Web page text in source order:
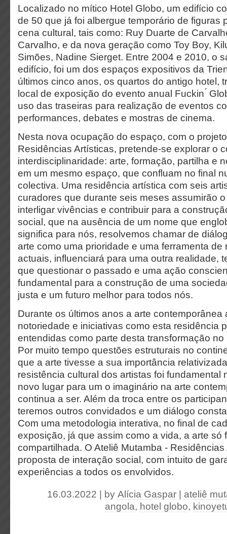
Localizado no mítico Hotel Globo, um edifício
de 50 que já foi albergue temporário de figuras
cena cultural, tais como: Ruy Duarte de
Carvalho, e da nova geração como Toy Boy,
Simões, Nadine Sierget. Entre 2004 e 2010, o
edifício, foi um dos espaços expositivos da
últimos cinco anos, os quartos do antigo hotel,
local de exposição do evento anual Fuckin
uso das traseiras para realização de eventos
performances, debates e mostras de cinema.
Nesta nova ocupação do espaço, com o
Residências Artísticas, pretende-se explorar o
interdisciplinaridade: arte, formação, partilha e
em um mesmo espaço, que confluam no final
colectiva. Uma residência artística com seis
curadores que durante seis meses assumirão
interligar vivências e contribuir para a
social, que na ausência de um nome que
significa para nós, resolvemos chamar de
arte como uma prioridade e uma ferramenta de
actuais, influenciará para uma outra realidade,
que questionar o passado e uma ação
fundamental para a construção de uma
justa e um futuro melhor para todos nós.
Durante os últimos anos a arte contemporânea
notoriedade e iniciativas como esta residência
entendidas como parte desta transformação
Por muito tempo questões estruturais no
que a arte tivesse a sua importância
resistência cultural dos artistas foi fundamental
novo lugar para um o imaginário na arte
continua a ser. Além da troca entre os
teremos outros convidados e um diálogo
Com uma metodologia interativa, no final de
exposição, já que assim como a vida, a arte só
compartilhada. O Ateliê Mutamba -
proposta de interação social, com intuito de
experiências a todos os envolvidos.
16.03.2022 | by Alícia Gaspar
ateliê
angola, hotel globo,